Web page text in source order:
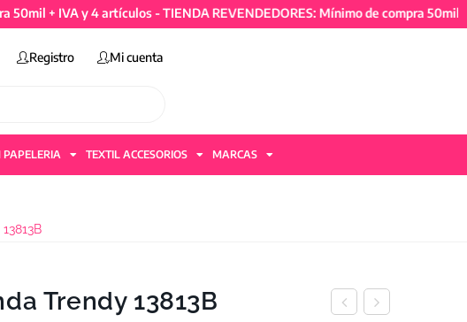
+ IVA y 4 artículos - TIENDA REVENDEDORES: Mínimo de compra 50mil +
Registro Mi cuenta
TEXTIL ACCESORIOS MARCAS
Trendy 13813B